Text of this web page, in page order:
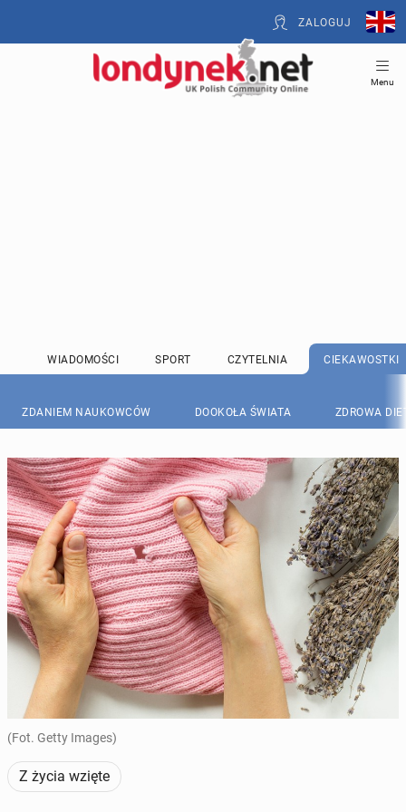
ZALOGUJ
Menu
WIADOMOŚCI SPORT CZYTELNIA CIEKAWOSTKI
ZDANIEM NAUKOWCÓW DOOKOŁA ŚWIATA ZDROWA
(Fot. Getty Images)
Z życia wzięte